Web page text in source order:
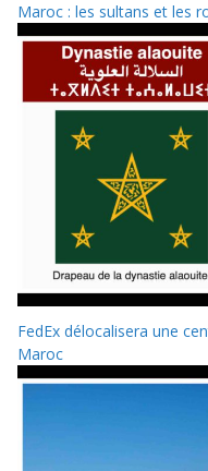
Maroc : les sultans et les
FedEx délocalisera une
Maroc